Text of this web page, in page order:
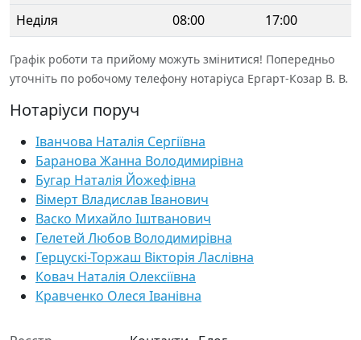
Неділя
08:00 17:00
Графік роботи та прийому можуть змінитися! Попередньо
уточніть по робочому телефону нотаріуса Ергарт-Козар В. В.
Нотаріуси поруч
Іванчова Наталія Сергіївна
Баранова Жанна Володимирівна
Бугар Наталія Йожефівна
Вімерт Владислав Іванович
Васко Михайло Іштванович
Гелетей Любов Володимирівна
Герцускі-Торжаш Вікторія Ласлівна
Ковач Наталія Олексіївна
Кравченко Олеся Іванівна